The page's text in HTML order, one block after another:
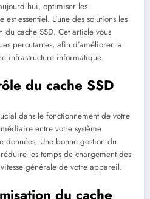
optimiser les
essentiel. L’une des solutions les
du cache SSD. Cet article vous
percutantes, afin d’améliorer la
infrastructure informatique.
du cache SSD
dans le fonctionnement de votre
entre votre système
données. Une bonne gestion du
les temps de chargement des
générale de votre appareil.
du cache